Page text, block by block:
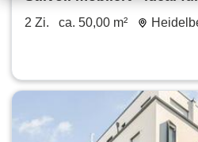
Geschäftsreisende &
2 Zi. ca. 50,00 m²